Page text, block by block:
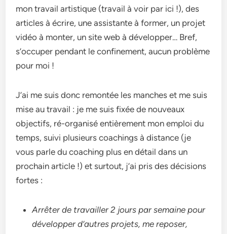
mon travail artistique (travail à voir par ici !), des
articles à écrire, une assistante à former, un projet
vidéo à monter, un site web à développer… Bref,
s’occuper pendant le confinement, aucun problème
pour moi !
J’ai me suis donc remontée les manches et me suis
mise au travail : je me suis fixée de nouveaux
objectifs, ré-organisé entièrement mon emploi du
temps, suivi plusieurs coachings à distance (je
vous parle du coaching plus en détail dans un
prochain article !) et surtout, j’ai pris des décisions
fortes :
Arrêter de travailler 2 jours par semaine pour
développer d’autres projets, me reposer,